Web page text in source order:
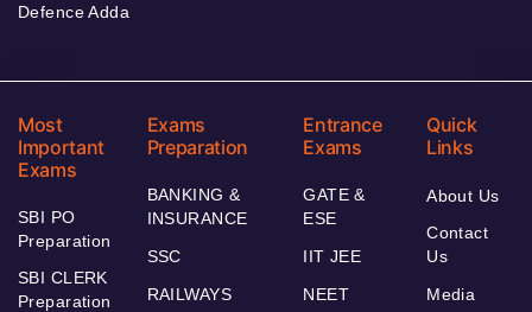
Defence Adda
Most
Important
Exams
SBI PO
Preparation
SBI CLERK
Preparation
Exams
Preparation
BANKING &
INSURANCE
SSC
RAILWAYS
Entrance
Exams
GATE &
ESE
IIT JEE
NEET
Quick
Links
About Us
Contact
Us
Media